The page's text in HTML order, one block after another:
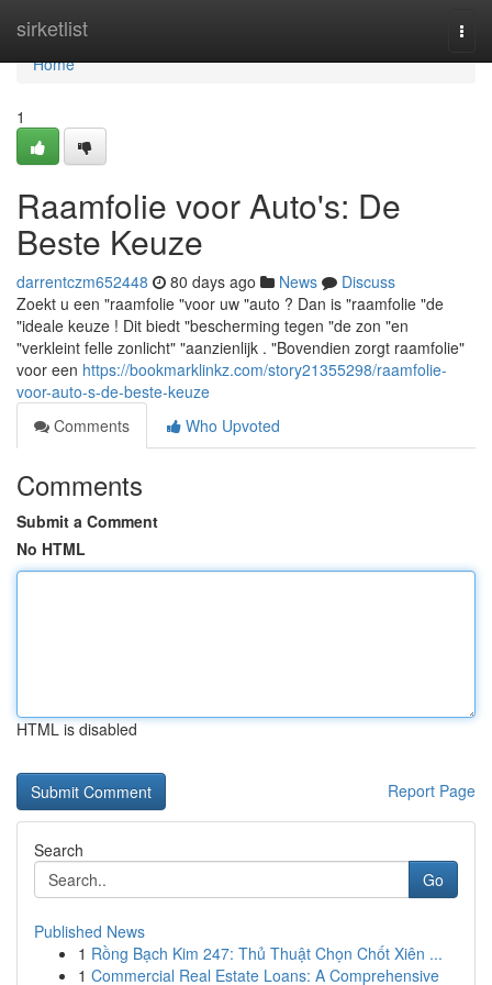
sirketlist
Home
Home
1
Raamfolie voor Auto's: De
Beste Keuze
darrentczm652448 80 days ago News
Discuss
Zoekt u een "raamfolie "voor uw "auto ? Dan is "raamfolie "de
"ideale keuze ! Dit biedt "bescherming tegen "de zon "en
"verkleint felle zonlicht" "aanzienlijk . "Bovendien zorgt raamfolie"
voor een https://bookmarklinkz.com/story21355298/raamfolie-
voor-auto-s-de-beste-keuze
Comments
Who Upvoted
Comments
Submit a Comment
No HTML
HTML is disabled
Report Page
Search
Go
Published News
1 Rồng Bạch Kim 247: Thủ Thuật Chọn Chốt Xiên ...
1 Commercial Real Estate Loans: A Comprehensive